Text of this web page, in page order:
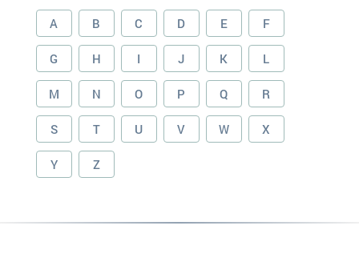
A B C D E F
G H I J K L
M N O P Q R
S T U V W X
Y Z